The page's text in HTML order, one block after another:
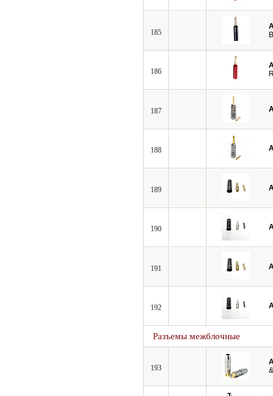
185
186
187
188
189
190
191
192
Разъемы межблочные
193